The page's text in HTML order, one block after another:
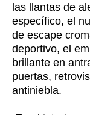
las llantas de
específico, el
de escape
deportivo, el
brillante en
puertas,
antiniebla.